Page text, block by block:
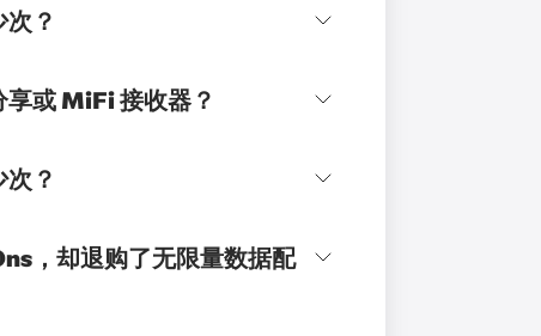
？
或 MiFi 接收器？
？
，却退购了无限量数据配